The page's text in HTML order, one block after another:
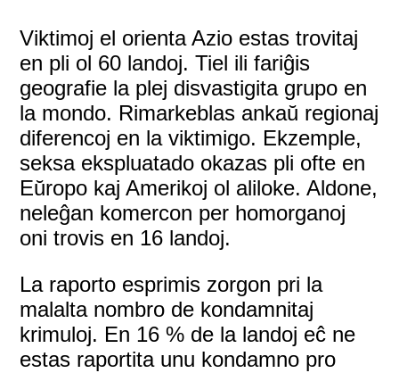
Viktimoj el orienta Azio estas trovitaj
en pli ol 60 landoj. Tiel ili fariĝis
geografie la plej disvastigita grupo en
la mondo. Rimarkeblas ankaŭ regionaj
diferencoj en la viktimigo. Ekzemple,
seksa ekspluatado okazas pli ofte en
Eŭropo kaj Amerikoj ol aliloke. Aldone,
neleĝan komercon per homorganoj
oni trovis en 16 landoj.
La raporto esprimis zorgon pri la
malalta nombro de kondamnitaj
krimuloj. En 16 % de la landoj eĉ ne
estas raportita unu kondamno pro